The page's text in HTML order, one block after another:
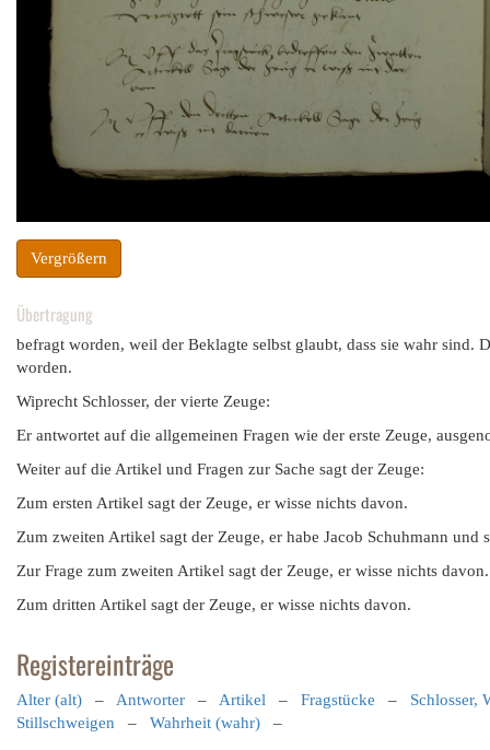
Vergrößern
Übertragung
befragt worden, weil der Beklagte selbst glaubt, dass sie wahr
worden.
Wiprecht Schlosser, der vierte Zeuge:
Er antwortet auf die allgemeinen Fragen wie der erste Zeuge,
Weiter auf die Artikel und Fragen zur Sache sagt der Zeuge:
Zum ersten Artikel sagt der Zeuge, er wisse nichts davon.
Zum zweiten Artikel sagt der Zeuge, er habe Jacob Schuhmann und
Zur Frage zum zweiten Artikel sagt der Zeuge, er wisse nichts davon.
Zum dritten Artikel sagt der Zeuge, er wisse nichts davon.
Registereinträge
Alter (alt) – Antworter – Artikel – Fragstücke – Schlosser,
Stillschweigen – Wahrheit (wahr) –